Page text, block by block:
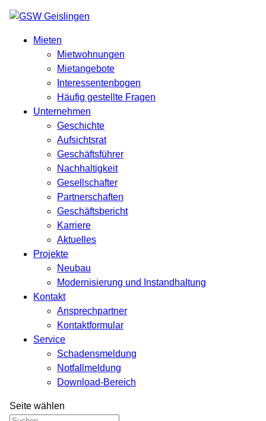
Mieten
Mietwohnungen
Mietangebote
Interessentenbogen
Häufig gestellte Fragen
Unternehmen
Geschichte
Aufsichtsrat
Geschäftsführer
Nachhaltigkeit
Gesellschafter
Partnerschaften
Geschäftsbericht
Karriere
Aktuelles
Projekte
Neubau
Modernisierung und Instandhaltung
Kontakt
Ansprechpartner
Kontaktformular
Service
Schadensmeldung
Notfallmeldung
Download-Bereich
Seite wählen